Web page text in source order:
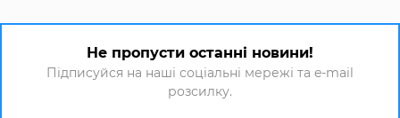
Не пропусти останні новини!
Підписуйся на наші соціальні мережі та e-mail
розсилку.